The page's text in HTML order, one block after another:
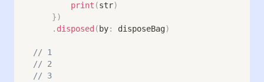
print (str)
})
. disposed ( by: disposeBag)
// 1
// 2
// 3